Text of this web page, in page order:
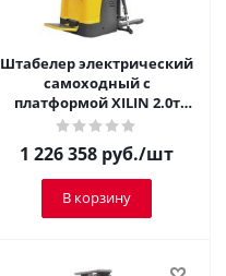
Штабелер электрический
самоходный с
платформой XILIN 2.0т
2.5м CDDK20
1 226 358 руб./шт
В корзину